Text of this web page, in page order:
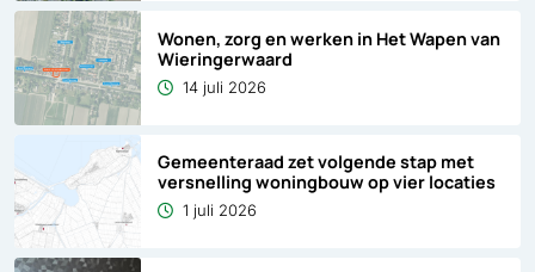
Wonen, zorg en werken in Het Wapen van
Wieringerwaard
14 juli 2026
Gemeenteraad zet volgende stap met
versnelling woningbouw op vier locaties
1 juli 2026